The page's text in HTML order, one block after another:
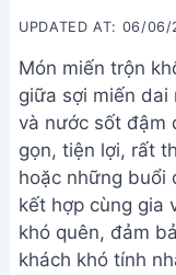
UPDATED AT: 06/06/
Món miến trộn
giữa sợi miến dai
và nước sốt đậm
gọn, tiện lợi, rất
hoặc những buổi
kết hợp cùng gia
khó quên, đảm
khách khó tính